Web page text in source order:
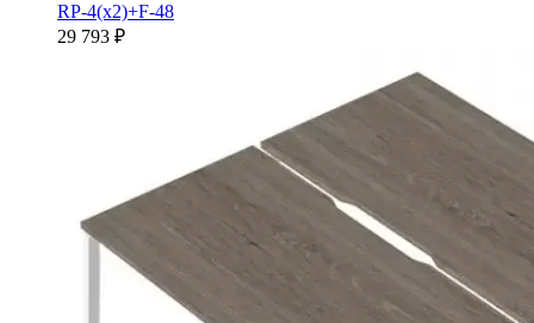
RP-4(x2)+F-48
29 793 ₽